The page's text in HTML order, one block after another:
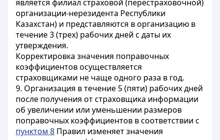
является филиал страховой (перестраховочной)
организации-нерезидента Республики
Казахстан) и представляются в организацию в
течение 3 (трех) рабочих дней с даты их
утверждения.
Корректировка значения поправочных
коэффициентов осуществляется
страховщиками не чаще одного раза в год.
9. Организация в течение 5 (пяти) рабочих дней
после получения от страховщика информации
об увеличении или уменьшении размеров
поправочных коэффициентов в соответствии с
пунктом 8 Правил изменяет значения